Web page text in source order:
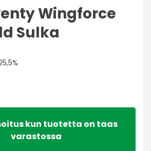
Wingforce
Sulka
kun tuotetta on taas
varastossa